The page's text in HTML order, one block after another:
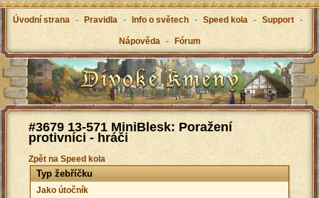
Úvodní strana - Pravidla - Info o světech - Speed kola - Support -
Nápověda - Fórum
#3679 13-571 MiniBlesk: Poražení
protivníci - hráči
Zpět na Speed kola
Typ žebříčku
Jako útočník